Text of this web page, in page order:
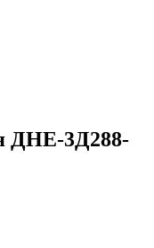
ДНЕ-3Д288-